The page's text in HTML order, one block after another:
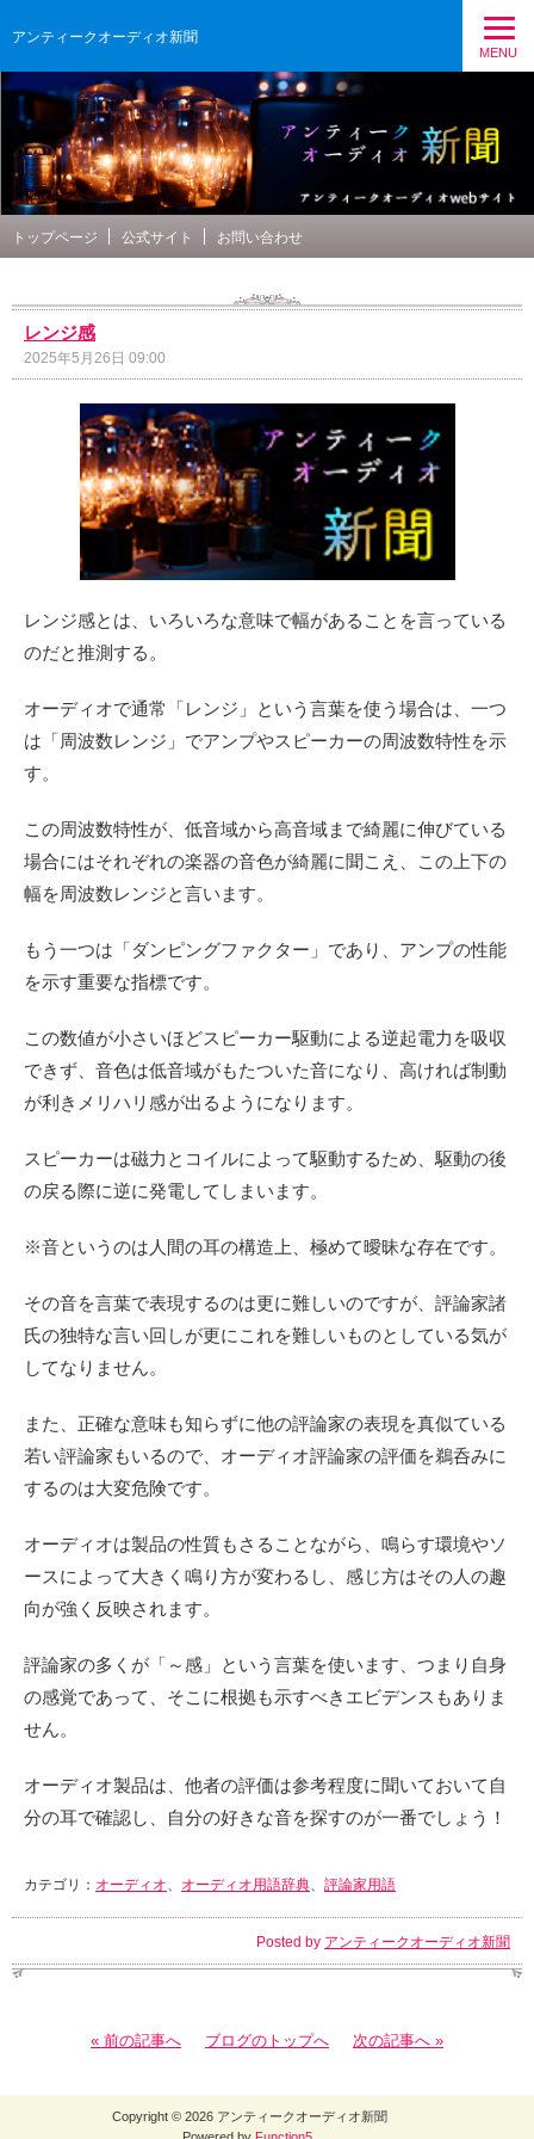
アンティークオーディオ新聞
MENU
トップページ 公式サイト お問い合わせ
レンジ感
2025年5月26日 09:00
レンジ感とは、いろいろな意味で幅があることを言っている
のだと推測する。
オーディオで通常「レンジ」という言葉を使う場合は、一つ
は「周波数レンジ」でアンプやスピーカーの周波数特性を示
す。
この周波数特性が、低音域から高音域まで綺麗に伸びている
場合にはそれぞれの楽器の音色が綺麗に聞こえ、この上下の
幅を周波数レンジと言います。
もう一つは「ダンピングファクター」であり、アンプの性能
を示す重要な指標です。
この数値が小さいほどスピーカー駆動による逆起電力を吸収
できず、音色は低音域がもたついた音になり、高ければ制動
が利きメリハリ感が出るようになります。
スピーカーは磁力とコイルによって駆動するため、駆動の後
の戻る際に逆に発電してしまいます。
※音というのは人間の耳の構造上、極めて曖昧な存在です。
その音を言葉で表現するのは更に難しいのですが、評論家諸
氏の独特な言い回しが更にこれを難しいものとしている気が
してなりません。
また、正確な意味も知らずに他の評論家の表現を真似ている
若い評論家もいるので、オーディオ評論家の評価を鵜呑みに
するのは大変危険です。
オーディオは製品の性質もさることながら、鳴らす環境やソ
ースによって大きく鳴り方が変わるし、感じ方はその人の趣
向が強く反映されます。
評論家の多くが「～感」という言葉を使います、つまり自身
の感覚であって、そこに根拠も示すべきエビデンスもありま
せん。
オーディオ製品は、他者の評価は参考程度に聞いておいて自
分の耳で確認し、自分の好きな音を探すのが一番でしょう！
カテゴリ： オーディオ、 オーディオ用語辞典、 評論家用語
Posted by アンティークオーディオ新聞
« 前の記事へ ブログのトップへ 次の記事へ »
Copyright © 2026 アンティークオーディオ新聞